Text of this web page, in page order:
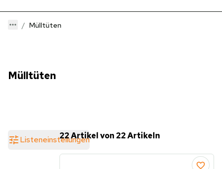
Mülltüten
Mülltüten
Listeneinstellungen22 Artikel von 22 Artikeln